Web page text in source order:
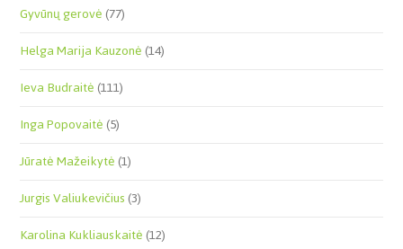
Gyvūnų gerovė(77)
Helga Marija Kauzonė(14)
Ieva Budraitė(111)
Inga Popovaitė(5)
Jūratė Mažeikytė(1)
Jurgis Valiukevičius(3)
Karolina Kukliauskaitė(12)